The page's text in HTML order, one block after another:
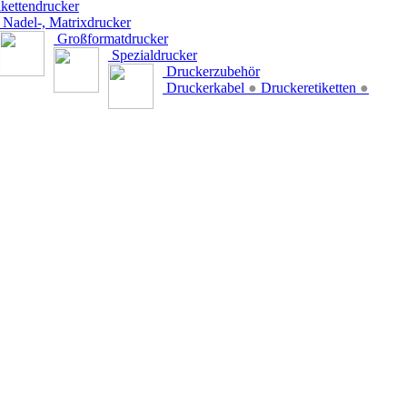
Nadel-, Matrixdrucker
Großformatdrucker
Spezialdrucker
Druckerzubehör
Druckerkabel ● Druckeretiketten ●